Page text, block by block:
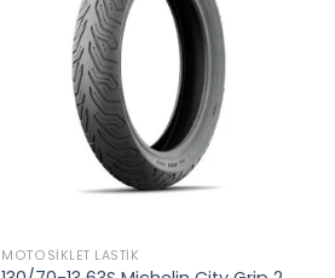
MOTOSIKLET LASTIK